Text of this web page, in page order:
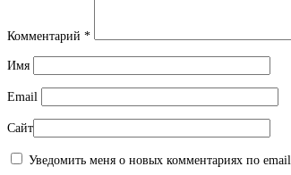
Комментарий *
Имя
Email
Сайт
Уведомить меня о новых комментариях по email.